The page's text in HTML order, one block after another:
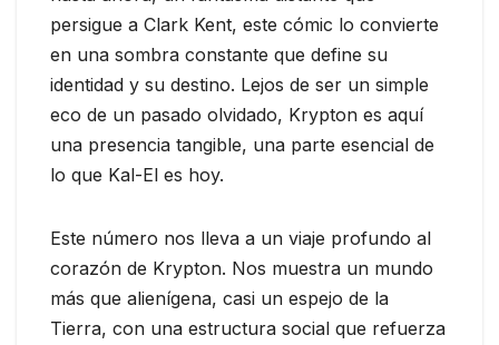
persigue a Clark Kent, este cómic lo convierte
en una sombra constante que define su
identidad y su destino. Lejos de ser un simple
eco de un pasado olvidado, Krypton es aquí
una presencia tangible, una parte esencial de
lo que Kal-El es hoy.
Este número nos lleva a un viaje profundo al
corazón de Krypton. Nos muestra un mundo
más que alienígena, casi un espejo de la
Tierra, con una estructura social que refuerza